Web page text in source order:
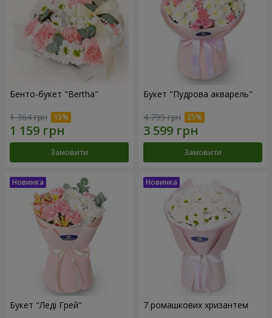
Бенто-букет "Bertha"
1 364 грн
Замовити
Букет "Пудрова акварель"
4 799 грн
Замовити
Букет "Леді Грей" 7 ромашкових хризантем